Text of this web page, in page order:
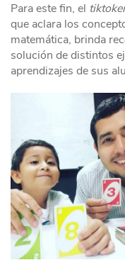
Para este fin, el
que aclara los
matemática, brinda
solución de distintos
aprendizajes de sus